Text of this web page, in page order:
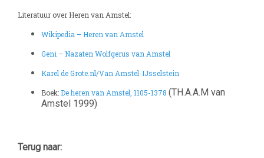
Literatuur over Heren van Amstel:
Wikipedia – Heren van Amstel
Geni – Nazaten Wolfgerus van Amstel
Karel de Grote.nl/Van Amstel-IJsselstein
Boek: De heren van Amstel, 1105-1378 (TH.A.A.M van
Amstel 1999)
Terug naar: